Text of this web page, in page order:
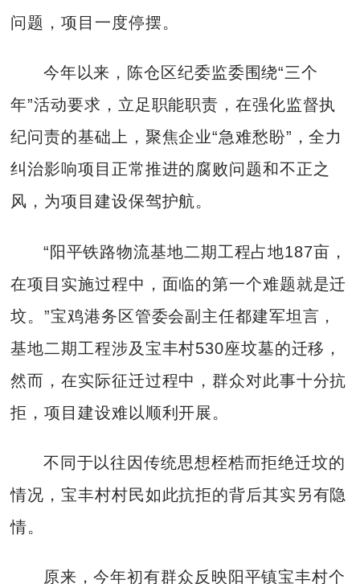
问题，项目一度停摆。
今年以来，陈仓区纪委监委围绕“三个
年”活动要求，立足职能职责，在强化监督执
纪问责的基础上，聚焦企业“急难愁盼”，全力
纠治影响项目正常推进的腐败问题和不正之
风，为项目建设保驾护航。
“阳平铁路物流基地二期工程占地187亩，
在项目实施过程中，面临的第一个难题就是迁
坟。”宝鸡港务区管委会副主任都建军坦言，
基地二期工程涉及宝丰村530座坟墓的迁移，
然而，在实际征迁过程中，群众对此事十分抗
拒，项目建设难以顺利开展。
不同于以往因传统思想桎梏而拒绝迁坟的
情况，宝丰村村民如此抗拒的背后其实另有隐
情。
原来，今年初有群众反映阳平镇宝丰村个